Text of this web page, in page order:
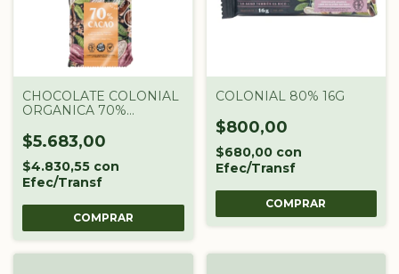
CHOCOLATE COLONIAL
ORGANICA 70%
$5.683,00
$4.830,55 con
Efec/Transf
COLONIAL 80% 16G
$800,00
$680,00 con
Efec/Transf